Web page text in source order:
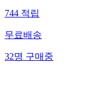
744적립
무료배송
32명구매중